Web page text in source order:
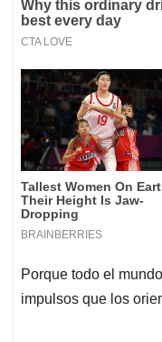
Porque todo el
impulsos que los